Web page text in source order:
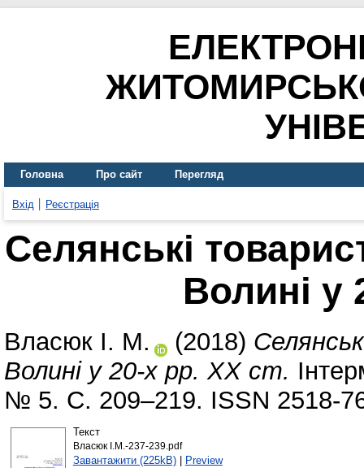
Головна Про сайт Перегляд
Вхід Реєстрація
Селянські
Волині у
Власюк І. М. (2018)
Волині у 20-х рр. ХХ ст.
№ 5. С. 209–219. ISSN 2518-
Текст
Власюк І.М.-237-239.pdf
Завантажити (225kB)| Preview